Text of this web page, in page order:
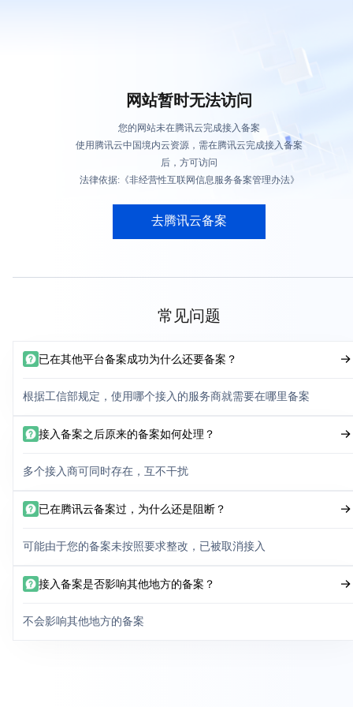
网站暂时无法访问
您的网站未在腾讯云完成接入备案
使用腾讯云中国境内云资源，需在腾讯云完成接入备案
后，方可访问
法律依据:《非经营性互联网信息服务备案管理办法》
去腾讯云备案
常见问题
已在其他平台备案成功为什么还要备案？
根据工信部规定，使用哪个接入的服务商就需要在哪里备案
接入备案之后原来的备案如何处理？
多个接入商可同时存在，互不干扰
已在腾讯云备案过，为什么还是阻断？
可能由于您的备案未按照要求整改，已被取消接入
接入备案是否影响其他地方的备案？
不会影响其他地方的备案